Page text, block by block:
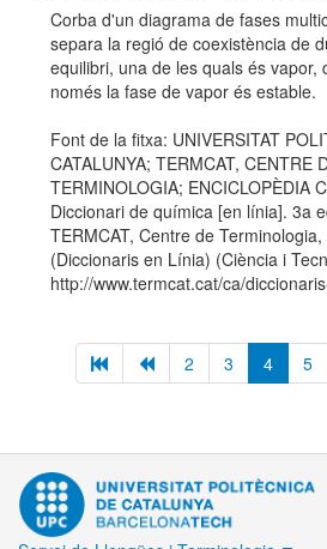
Corba d'un diagrama de fases
separa la regió de coexistència de
equilibri, una de les quals és vapor,
només la fase de vapor és estable.
Font de la fitxa: UNIVERSITAT
CATALUNYA; TERMCAT, CENTRE
TERMINOLOGIA; ENCICLOPÈDIA
Diccionari de química [en línia]. 3a
TERMCAT, Centre de
(Diccionaris en Línia) (Ciència i
http://www.termcat.cat/ca/
2 3 4 5